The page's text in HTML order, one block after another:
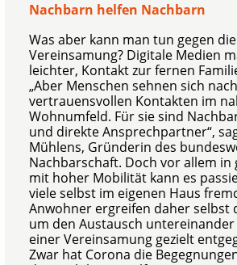
Nachbarn helfen Nachbarn
Was aber kann man tun gegen
Vereinsamung? Digitale Medien
leichter, Kontakt zur fernen
„Aber Menschen sehnen sich nach
vertrauensvollen Kontakten im
Wohnumfeld. Für sie sind
und direkte Ansprechpartner“,
Mühlens, Gründerin des
Nachbarschaft. Doch vor allem in
mit hoher Mobilität kann es
viele selbst im eigenen Haus
Anwohner ergreifen daher selbst
um den Austausch
einer Vereinsamung gezielt
Zwar hat Corona die